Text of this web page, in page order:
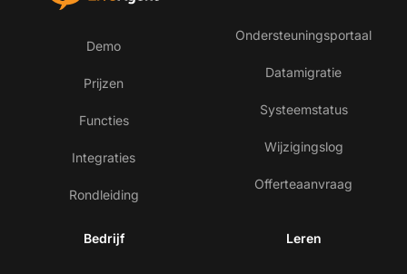
Demo
Prijzen
Functies
Integraties
Rondleiding
Ondersteuningsportaal
Datamigratie
Systeemstatus
Wijzigingslog
Offerteaanvraag
Bedrijf Leren